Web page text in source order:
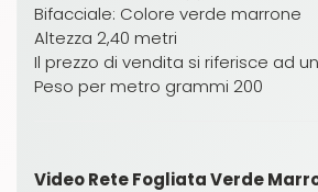
Bifacciale: Colore verde marrone
Altezza 2,40 metri
Il prezzo di vendita si riferisce ad
Peso per metro grammi 200
Video Rete Fogliata Verde